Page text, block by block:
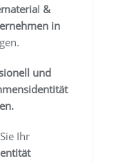
l &
in
und
Ihr